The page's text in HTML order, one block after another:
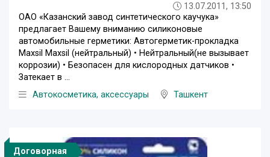
13.07.2011, 13:50
ОАО «Казанский завод синтетического каучука»
предлагает Вашему вниманию силиконовые
автомобильные герметики: Автогерметик-прокладка
Maxsil Maxsil (нейтральный) • Нейтральный(не вызывает
коррозии) • Безопасен для кислородных датчиков •
Затекает в ...
Автокосметика, аксессуары
Ташкент
Договорная